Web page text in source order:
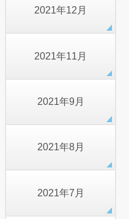
2021年12月
2021年11月
2021年9月
2021年8月
2021年7月